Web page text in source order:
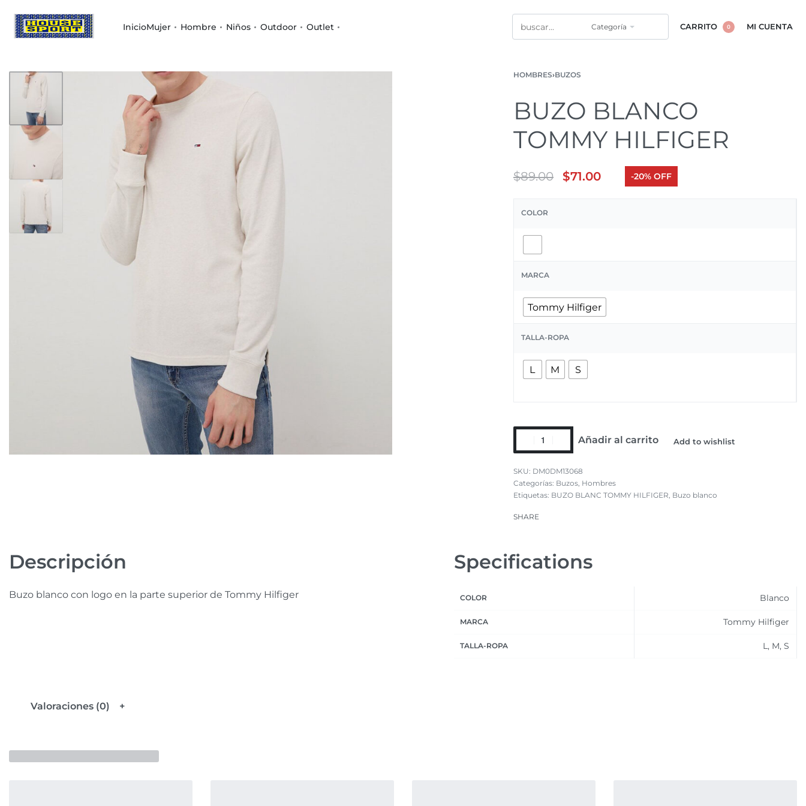
InicioMujer Hombre Niños Outdoor Outlet Categoría CARRITO 0 MI CUENTA
HOMBRES›BUZOS
BUZO BLANCO
TOMMY HILFIGER
$89.00 $71.00 -20% OFF
COLOR
MARCA
Tommy Hilfiger
TALLA-ROPA
L M S
Añadir al carrito Add to wishlist
DM0DM13068
Categorías: Buzos, Hombres
Etiquetas: BUZO BLANC TOMMY HILFIGER, Buzo blanco
SHARE
Descripción
Buzo blanco con logo en la parte superior de Tommy Hilfiger
Specifications
COLOR Blanco
MARCA Tommy Hilfiger
TALLA-ROPA L, M, S
Valoraciones (0)